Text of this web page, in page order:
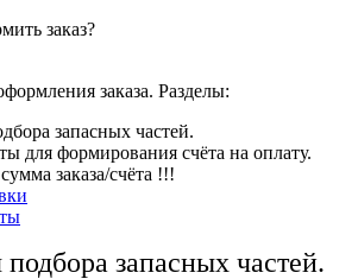
заказ?
заказа. Разделы:
запасных частей.
для формирования счёта на оплату.
заказа/счёта !!!
запасных частей.